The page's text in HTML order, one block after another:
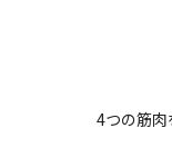
4つの筋肉